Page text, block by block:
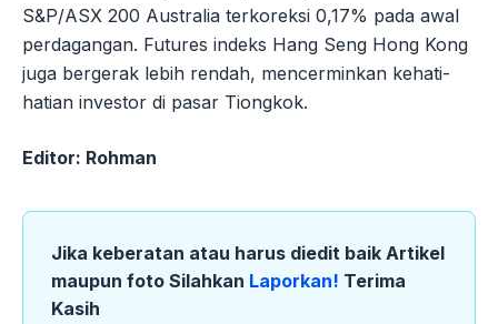
S&P/ASX 200 Australia terkoreksi 0,17% pada awal
perdagangan. Futures indeks Hang Seng Hong Kong
juga bergerak lebih rendah, mencerminkan kehati-
hatian investor di pasar Tiongkok.
Editor: Rohman
Jika keberatan atau harus diedit baik Artikel
maupun foto Silahkan Laporkan! Terima
Kasih